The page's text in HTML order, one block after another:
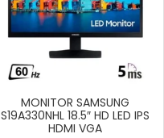
MONITOR SAMSUNG
S19A330NHL 18.5″ HD LED IPS
HDMI VGA